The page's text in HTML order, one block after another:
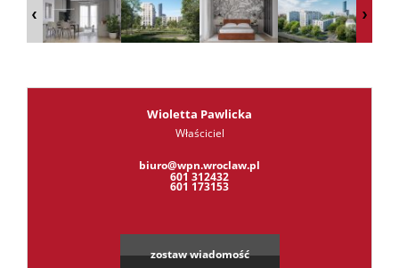
Wioletta Pawlicka
Właściciel
biuro@wpn.wroclaw.pl
601 312432
601 173153
zostaw wiadomość